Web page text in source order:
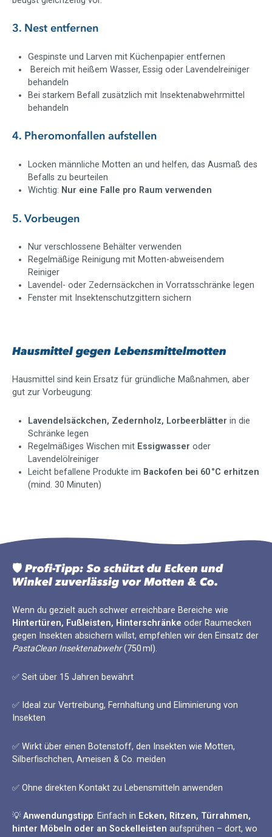
3. Nest entfernen
Gespinste und Larven mit Küchenpapier entfernen
Bereich mit heißem Wasser, Essig oder Lavendelreiniger
behandeln
Bei starkem Befall zusätzlich mit Insektenabwehrmittel
behandeln
4. Pheromonfallen aufstellen
Locken männliche Motten an und helfen, das Ausmaß des
Befalls zu beurteilen
Wichtig: Nur eine Falle pro Raum verwenden
5. Vorbeugen
Nur verschlossene Behälter verwenden
Regelmäßige Reinigung mit Motten-abweisendem
Reiniger
Lavendel- oder Zedernsäckchen in Vorratsschränke legen
Fenster mit Insektenschutzgittern sichern
Hausmittel gegen Lebensmittelmotten
Hausmittel sind kein Ersatz für gründliche Maßnahmen, aber
gut zur Vorbeugung:
Lavendelsäckchen, Zedernholz, Lorbeerblätter in die
Schränke legen
Regelmäßiges Wischen mit Essigwasser oder
Lavendelölreiniger
Leicht befallene Produkte im Backofen bei 60 °C erhitzen
(mind. 30 Minuten)
🛡️ Profi-Tipp: So schützt du Ecken und
Winkel zuverlässig vor Motten & Co.
Wenn du gezielt auch schwer erreichbare Bereiche wie
Hintertüren, Fußleisten, Hinterschränke oder Raumecken
gegen Insekten absichern willst, empfehlen wir den Einsatz der
PastaClean Insektenabwehr(750 ml).
✅ Seit über 15 Jahren bewährt
✅ Ideal zur Vertreibung, Fernhaltung und Eliminierung von
Insekten
✅ Wirkt über einen Botenstoff, den Insekten wie Motten,
Silberfischchen, Ameisen & Co. meiden
✅ Ohne direkten Kontakt zu Lebensmitteln anwenden
💡Anwendungstipp: Einfach in Ecken, Ritzen, Türrahmen,
hinter Möbeln oder an Sockelleisten aufsprühen – dort, wo